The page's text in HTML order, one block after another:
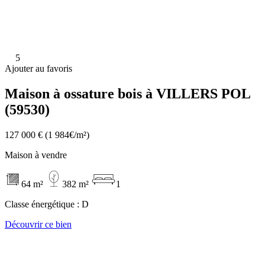
5
Ajouter au favoris
Maison à ossature bois à VILLERS POL
(59530)
127 000 € (1 984€/m²)
Maison à vendre
64 m² 382 m²
1
Classe énergétique : D
Découvrir ce bien